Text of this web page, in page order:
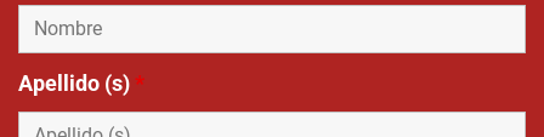
Apellido (s)*